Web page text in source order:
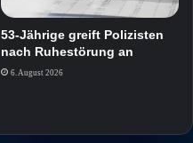
53-Jährige greift Polizisten
nach Ruhestörung an
6. August 2026